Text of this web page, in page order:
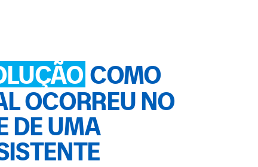
COMO
OCORREU NO
DE UMA